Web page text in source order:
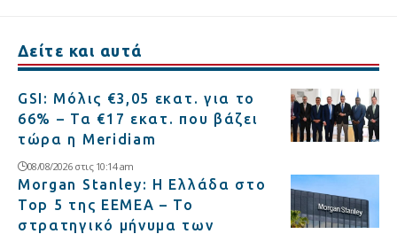
Δείτε και αυτά
GSI: Μόλις €3,05 εκατ. για το
66% – Τα €17 εκατ. που βάζει
τώρα η Meridiam
08/08/2026 στις 10:14 am
Morgan Stanley: Η Ελλάδα στο
Top 5 της EEMEA – Το
στρατηγικό μήνυμα των